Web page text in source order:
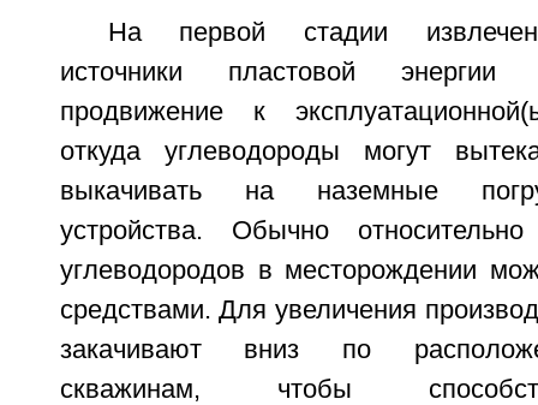
На первой стадии
источники пластовой энергии
продвижение к
откуда углеводороды могут
выкачивать на наземные
устройства. Обычно
углеводородов в месторождении
средствами. Для увеличения
закачивают вниз по
скважинам, чтобы